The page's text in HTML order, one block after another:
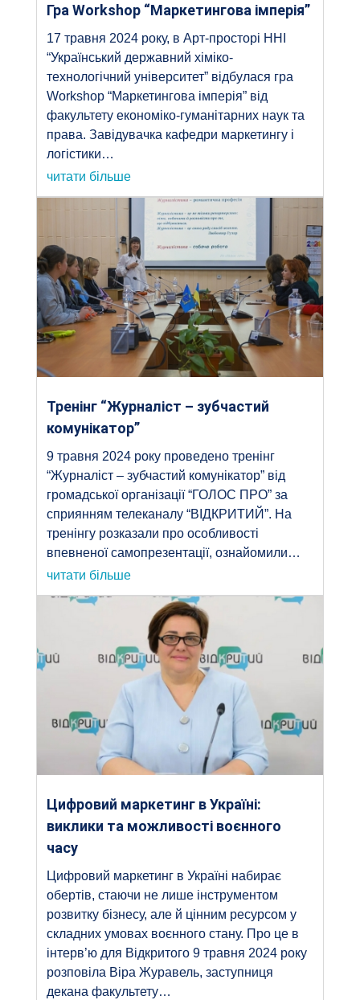
Гра Workshop “Маркетингова імперія”
17 травня 2024 року, в Арт-просторі ННІ
“Український державний хіміко-
технологічний університет” відбулася гра
Workshop “Маркетингова імперія” від
факультету економіко-гуманітарних наук та
права. Завідувачка кафедри маркетингу і
логістики…
читати більше
Тренінг “Журналіст – зубчастий
комунікатор”
9 травня 2024 року проведено тренінг
“Журналіст – зубчастий комунікатор” від
громадської організації “ГОЛОС ПРО” за
сприянням телеканалу “ВІДКРИТИЙ”. На
тренінгу розказали про особливості
впевненої самопрезентації, ознайомили…
читати більше
Цифровий маркетинг в Україні:
виклики та можливості воєнного
часу
Цифровий маркетинг в Україні набирає
обертів, стаючи не лише інструментом
розвитку бізнесу, але й цінним ресурсом у
складних умовах воєнного стану. Про це в
інтерв’ю для Відкритого 9 травня 2024 року
розповіла Віра Журавель, заступниця
декана факультету…